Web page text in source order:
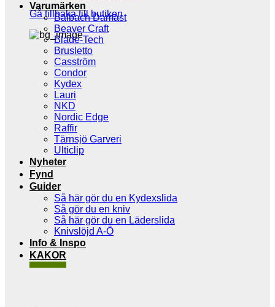
Gå tillbaka till butiken
Varumärken
Balbach Damast
Beaver Craft
Blade-Tech
Brusletto
Casström
Condor
Kydex
Lauri
NKD
Nordic Edge
Raffir
Tärnsjö Garveri
Ulticlip
Nyheter
Fynd
Guider
Så här gör du en Kydexslida
Så gör du en kniv
Så här gör du en Läderslida
Knivslöjd A-Ö
Info & Inspo
KAKOR